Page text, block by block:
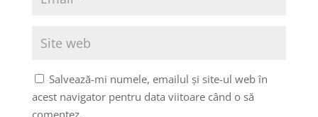
Salvează-mi numele, emailul și site-ul web în
acest navigator pentru data viitoare când o să
comentez.